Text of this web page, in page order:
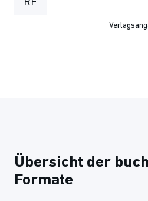
RF
Übersicht der
Formate